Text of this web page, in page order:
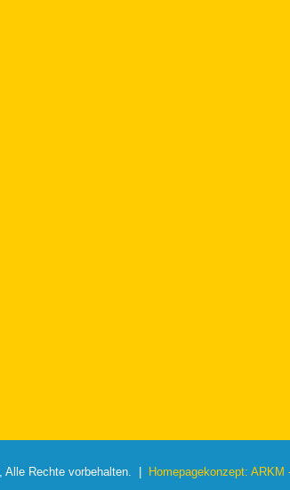
Alle Rechte vorbehalten. | Homepagekonzept: ARKM